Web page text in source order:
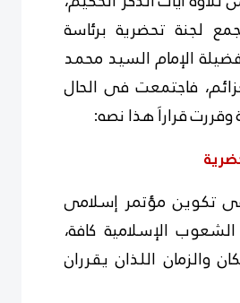
لجنة تحضرية برئاسة
الإمام السيد محمد
فاجتمعت فى الحال
قراراَ هذا نصه:
تكوين مؤتمر إسلامى
الإسلامية كافة،
والزمان اللذان يقرران